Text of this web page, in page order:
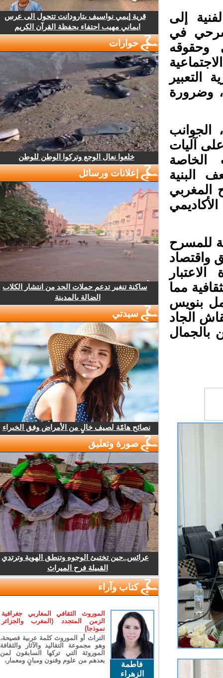
إلى
في
وضرورة
آليات
الخاصة
البنية
للمسرح
واقتصاد
مما
بنويس
الجاد
قرية إيمي نواسيف بتارودانت تتحول الى عرس
ايماني مهيب احتفاء بحفظة القرآن الكريم
حوارات
خلعوا نعال الوجع وتركوا الوطن للوطن
إعلانات ورسائل
ساكنة تنغير تدعم حملات الحد من انتشار الكلاب
الضالة بالمدينة
سيدتي
نصائح هامّة لصيف خالٍ من الأمراض وفق الخبراء
صورة وتعليق
عرائس..حين تختبئ الوجوه وتنطق الهوية وترتدي
القبيلة فرح الميراث
كتاب وآراء
فاطمة
الزهراء
الموروث الثقافي المغاربي جغرافية
الزمن المتجدد (المغرب والجزائر
نموذجا)
التراث أو الموروث كلمة عربية فصيحة،
وهو مجموعة التقاليد والآثار والثقافة
الموروثة التي تركها السابقون لمن
بعدهم من علوم وفنون ومبانٍ ومعمار،